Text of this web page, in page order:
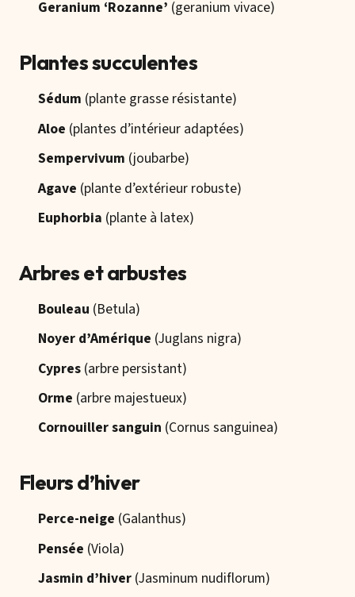
Geranium ‘Rozanne’ (geranium vivace)
Plantes succulentes
Sédum (plante grasse résistante)
Aloe (plantes d’intérieur adaptées)
Sempervivum (joubarbe)
Agave (plante d’extérieur robuste)
Euphorbia (plante à latex)
Arbres et arbustes
Bouleau (Betula)
Noyer d’Amérique (Juglans nigra)
Cypres (arbre persistant)
Orme (arbre majestueux)
Cornouiller sanguin (Cornus sanguinea)
Fleurs d’hiver
Perce-neige (Galanthus)
Pensée (Viola)
Jasmin d’hiver (Jasminum nudiflorum)